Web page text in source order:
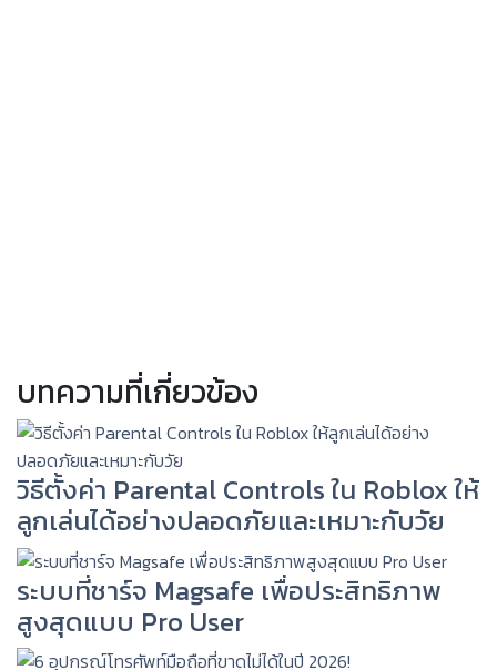
บทความที่เกี่ยวข้อง
วิธีตั้งค่า Parental Controls ใน Roblox ให้
ลูกเล่นได้อย่างปลอดภัยและเหมาะกับวัย
ระบบที่ชาร์จ Magsafe เพื่อประสิทธิภาพ
สูงสุดแบบ Pro User